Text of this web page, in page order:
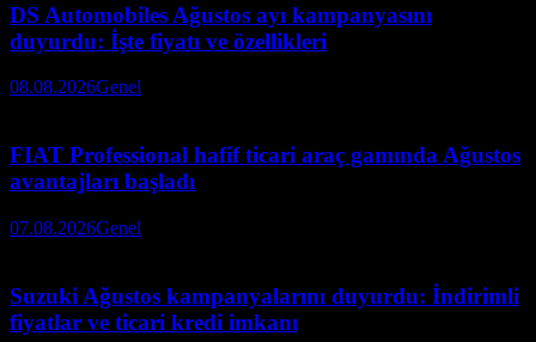
DS Automobiles Ağustos ayı kampanyasını
duyurdu: İşte fiyatı ve özellikleri
08.08.2026Genel
FIAT Professional hafif ticari araç gamında Ağustos
avantajları başladı
07.08.2026Genel
Suzuki Ağustos kampanyalarını duyurdu: İndirimli
fiyatlar ve ticari kredi imkanı